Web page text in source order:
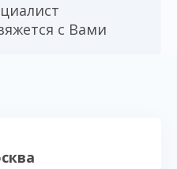
с Вами